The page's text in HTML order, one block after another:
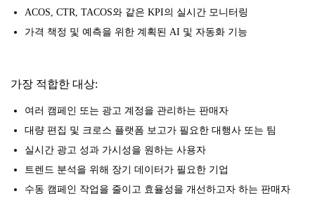
ACOS, CTR, TACOS와 같은 KPI의 실시간 모니터링
가격 책정 및 예측을 위한 계획된 AI 및 자동화 기능
가장 적합한 대상:
여러 캠페인 또는 광고 계정을 관리하는 판매자
대량 편집 및 크로스 플랫폼 보고가 필요한 대행사 또는 팀
실시간 광고 성과 가시성을 원하는 사용자
트렌드 분석을 위해 장기 데이터가 필요한 기업
수동 캠페인 작업을 줄이고 효율성을 개선하고자 하는 판매자